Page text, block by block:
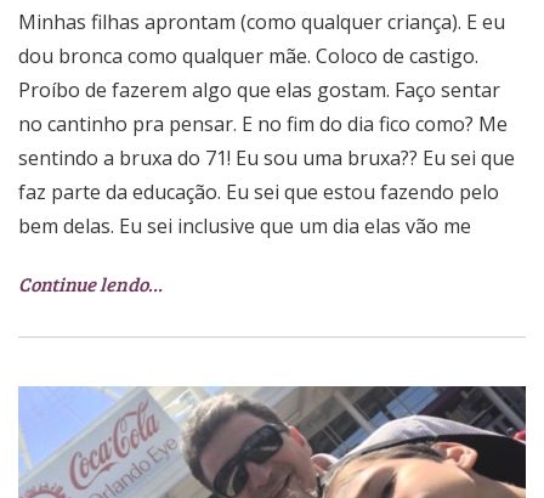
Minhas filhas aprontam (como qualquer criança). E eu
dou bronca como qualquer mãe. Coloco de castigo.
Proíbo de fazerem algo que elas gostam. Faço sentar
no cantinho pra pensar. E no fim do dia fico como? Me
sentindo a bruxa do 71! Eu sou uma bruxa?? Eu sei que
faz parte da educação. Eu sei que estou fazendo pelo
bem delas. Eu sei inclusive que um dia elas vão me
Continue lendo…